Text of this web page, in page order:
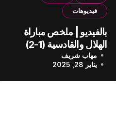
فيديوهات
بالفيديو | ملخص مباراة
الهلال والقادسية (1-2)
الدوري السعودي
مهاب شريف
يناير 28, 2025